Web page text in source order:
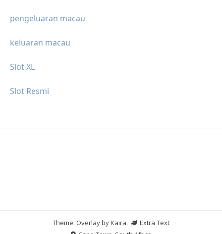
pengeluaran macau
keluaran macau
Slot XL
Slot Resmi
Theme: Overlay byKaira.
Extra Text